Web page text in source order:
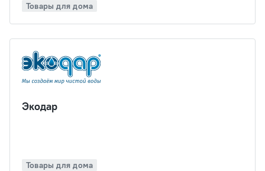
Товары для дома
Экодар
Товары для дома